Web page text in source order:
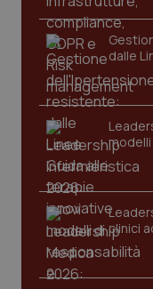
dalle
clinici